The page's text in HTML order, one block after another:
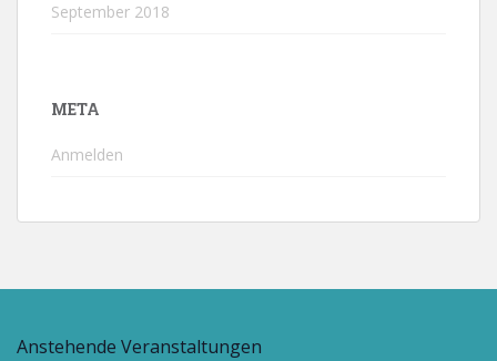
September 2018
META
Anmelden
Anstehende Veranstaltungen